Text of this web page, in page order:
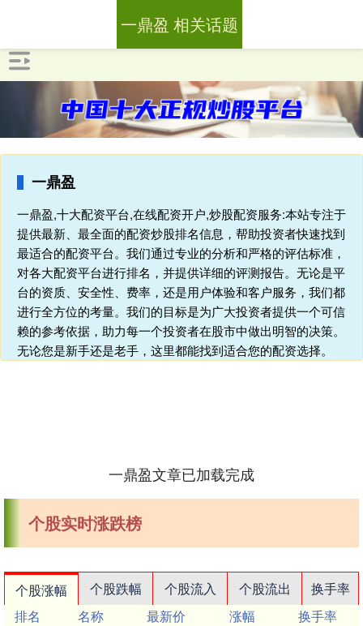
一鼎盈
一鼎盈,十大配资平台,在线配资开户,炒股配资服务:本站专注于
提供最新、最全面的配资炒股排名信息，帮助投资者快速找到
最适合的配资平台。我们通过专业的分析和严格的评估标准，
对各大配资平台进行排名，并提供详细的评测报告。无论是平
台的资质、安全性、费率，还是用户体验和客户服务，我们都
进行全方位的考量。我们的目标是为广大投资者提供一个可信
赖的参考依据，助力每一个投资者在股市中做出明智的决策。
无论您是新手还是老手，这里都能找到适合您的配资选择。
一鼎盈 相关话题
一鼎盈文章已加载完成
个股实时涨跌榜
个股涨幅 个股跌幅 个股流入 个股流出
换手率
排名
名称 最新价 涨幅
换手率